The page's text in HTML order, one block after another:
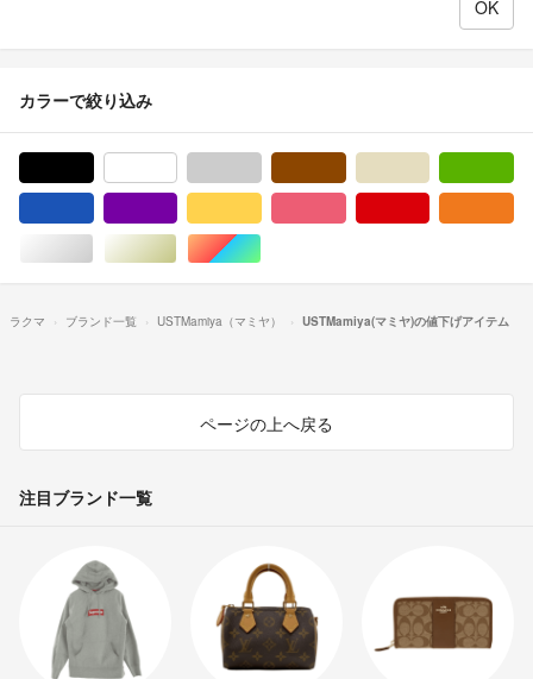
カラーで絞り込み
シルバー/銀色系ゴールド/金色系マルチカラー
ラクマ ブランド一覧 USTMamiya（マミヤ） USTMamiya(マミヤ)の値下げアイテム
ページの上へ戻る
注目ブランド一覧